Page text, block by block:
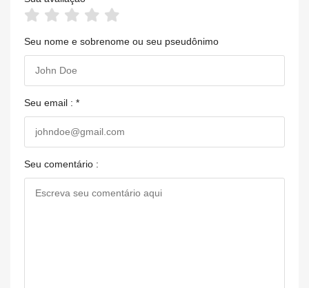
Seu nome e sobrenome ou seu pseudônimo
Seu email : *
Seu comentário :